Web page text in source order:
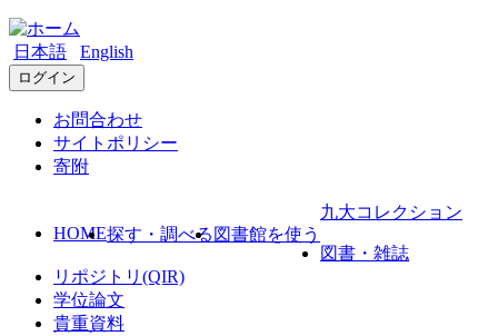
日本語 English
ログイン
お問合わせ
サイトポリシー
寄附
HOME探す・調べる 図書館を使う
九大コレクション
図書・雑誌
リポジトリ(QIR)
学位論文
貴重資料